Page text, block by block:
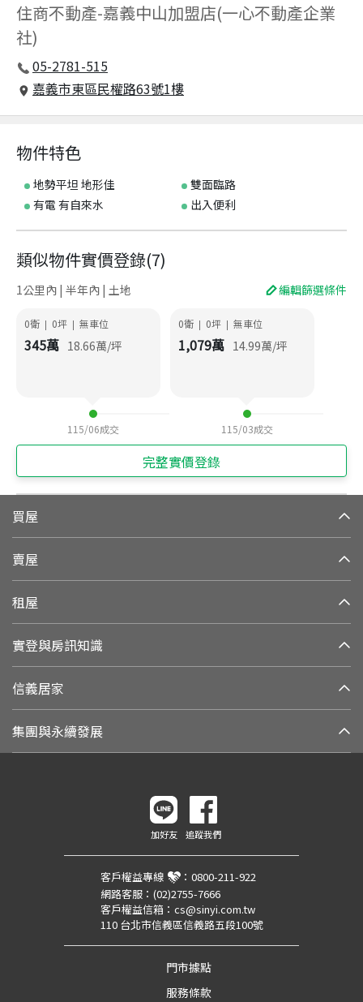
住商不動產-嘉義中山加盟店(一心不動產企業
社)
05-2781-515
嘉義市東區民權路63號1樓
物件特色
地勢平坦 地形佳
雙面臨路
有電 有自來水
出入便利
類似物件實價登錄(7)
1公里內 | 半年內 | 土地 編輯篩選條件
0衛 | 0坪 | 無車位
345萬 18.66萬/坪
115/06成交
0衛 | 0坪 | 無車位
1,079萬 14.99萬/坪
115/03成交
完整實價登錄
買屋
賣屋
租屋
實登與房訊知識
信義居家
集團與永續發展
加好友 追蹤我們
客戶權益專線 ： 0800-211-922
網路客服： (02)2755-7666
客戶權益信箱： cs@sinyi.com.tw
110 台北市信義區信義路五段100號
門市據點
服務條款